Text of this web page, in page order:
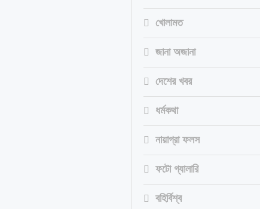
খোলামত
জানা অজানা
দেশের খবর
ধর্মকথা
নায়াগ্রা ফলস
ফটো গ্যালারি
বহির্বিশ্ব